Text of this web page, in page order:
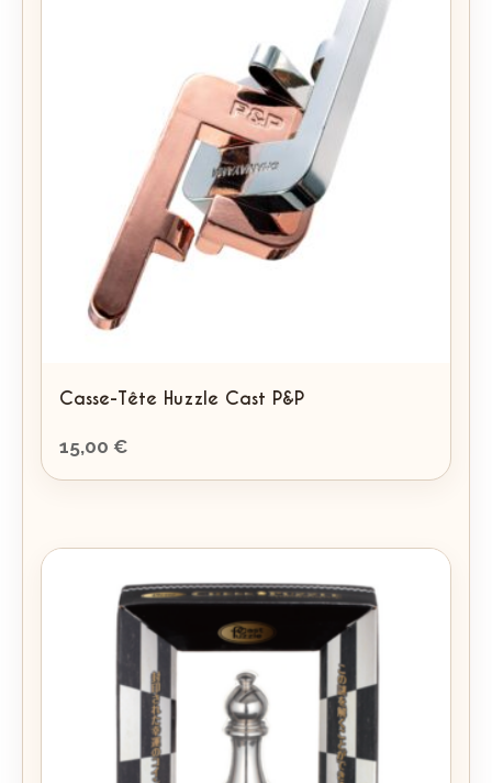
Casse-Tête Huzzle Cast P&P
15,00 €